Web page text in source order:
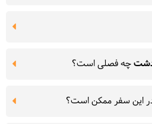
چه فصلی است؟
در این سفر ممکن است؟